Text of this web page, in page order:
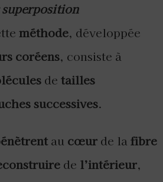
méthode, développée
coréens, consiste à
de tailles
successives.
au cœur de la fibre
de l’intérieur,